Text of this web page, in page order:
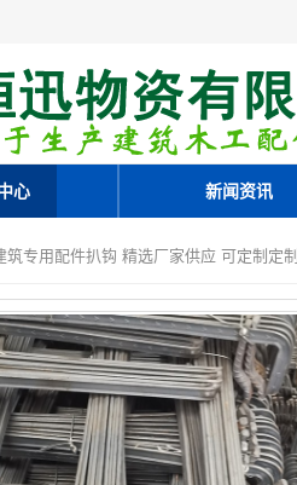
心 新闻资讯
专用配件扒钩 精选厂家供应 可定制定制